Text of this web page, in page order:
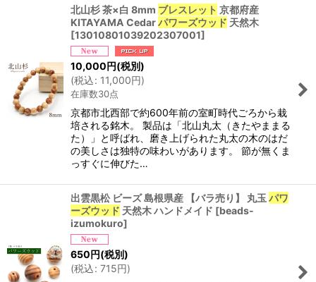
北山杉 茶×白 8mm ブレスレット 京都府産
KITAYAMA Cedarパワーズウッド 天然木
[13010801039202307001]
10,000円(税別)
(税込: 11,000円)
在庫数30点
京都市北西部で約600年前の室町時代ごろから栽
培される銘木。 製品は「北山丸太（きたやままる
た）」と呼ばれ、磨き上げられた丸太の木のはだ
の美しさは独特の味わいがあります。 節が無くま
っすぐに伸びた…
出雲黒松 ビーズ 島根県産 【バラ売り】 丸玉 パワ
ーズウッド 天然木 ハンドメイド [beads-
izumokuro]
650円(税別)
(税込: 715円)